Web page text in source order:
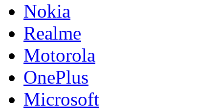
Nokia
Realme
Motorola
OnePlus
Microsoft